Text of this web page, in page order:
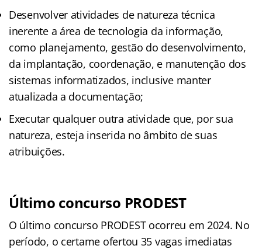
Desenvolver atividades de natureza técnica
inerente a área de tecnologia da informação,
como planejamento, gestão do desenvolvimento,
da implantação, coordenação, e manutenção dos
sistemas informatizados, inclusive manter
atualizada a documentação;
Executar qualquer outra atividade que, por sua
natureza, esteja inserida no âmbito de suas
atribuições.
Último concurso PRODEST
O último concurso PRODEST ocorreu em 2024. No
período, o certame ofertou 35 vagas imediatas